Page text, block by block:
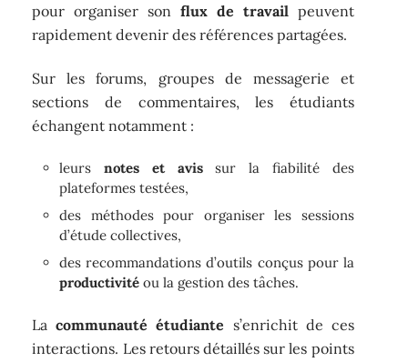
pour organiser son flux de travailpeuvent
rapidement devenir des références partagées.
Sur les forums, groupes de messagerie et
sections de commentaires, les étudiants
échangent notamment :
leursnotes et avissur la fiabilité des
plateformes testées,
des méthodes pour organiser les sessions
d’étude collectives,
des recommandations d’outils conçus pour la
productivité ou la gestion des tâches.
Lacommunauté étudiante s’enrichit de ces
interactions. Les retours détaillés sur les points